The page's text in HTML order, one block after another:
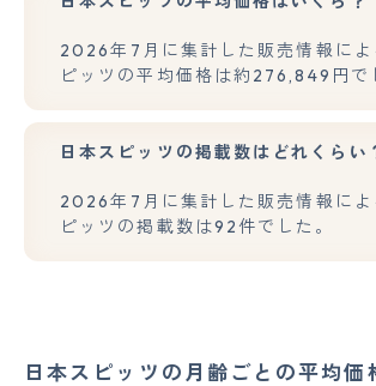
2026年7月に集計した販売情報によ
ピッツの平均価格は約276,849円で
日本スピッツの掲載数はどれくらい
2026年7月に集計した販売情報によ
ピッツの掲載数は92件でした。
日本スピッツの月齢ごとの平均価